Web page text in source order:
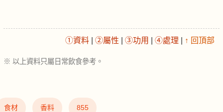
①資料 ②屬性 ③功用 ④處理 ↑ 回頂部
※ 以上資料只屬日常飲食參考。
食材 香料 855